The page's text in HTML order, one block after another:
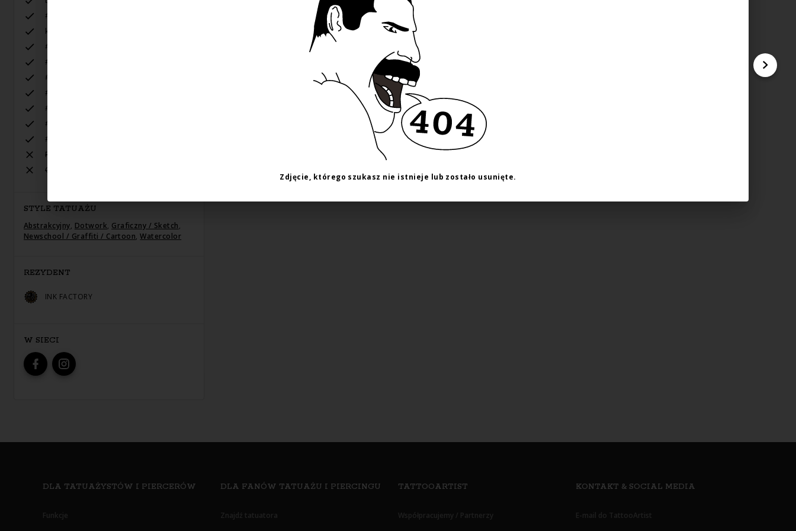
DLA TATUAŻYSTÓW I PIERCERÓW
Funkcje
DLA FANÓW TATUAŻU I PIERCINGU
Znajdź tatuatora
TATTOOARTIST
Współpracujemy / Partnerzy
KONTAKT & SOCIAL MEDIA
E-mail do TattooArtist
#graficzny
kwiatki, listki, zwierzątka
#dotwork
#whip
#abstrakcje
#malarskie
#comics
#kolor
#harrypotter
Realizm
Greywash
STYLE TATUAŻU
Abstrakcyjny, Dotwork, Graficzny / Sketch,
Newschool / Graffiti / Cartoon,Watercolor
REZYDENT
INK FACTORY
W SIECI
Zdjęcie, którego szukasz nie istnieje lub zostało usunięte.